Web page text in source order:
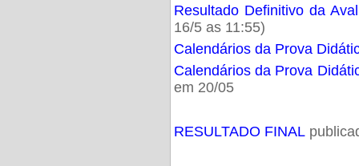
Resultado Definitivo da
16/5 as 11:55)
Calendários da Prova
Calendários da Prova
em 20/05
RESULTADO FINAL